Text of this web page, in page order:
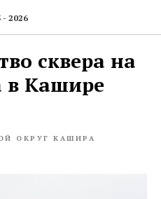
- 2026
сквера на
в Кашире
ОКРУГ КАШИРА